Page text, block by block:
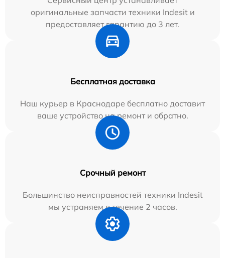
оригинальные запчасти техники Indesit и
предоставляет гарантию до 3 лет.
Бесплатная доставка
Наш курьер в Краснодаре бесплатно доставит
ваше устройство на ремонт и обратно.
Срочный ремонт
Большинство неисправностей техники Indesit
мы устраняем в течение 2 часов.